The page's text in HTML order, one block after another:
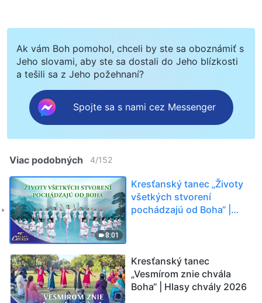
Ak vám Boh pomohol, chceli by ste sa oboznámiť s
Jeho slovami, aby ste sa dostali do Jeho blízkosti
a tešili sa z Jeho požehnaní?
Spojte sa s nami cez Messenger
Viac podobných 4/152
8:01
Kresťanský tanec „Životy
všetkých stvorení
pochádzajú od Boha“ |
Kresťanský tanec
„Vesmírom znie chvála
Boha“ | Hlasy chvály 2026